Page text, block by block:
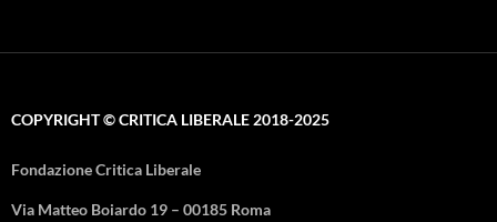
COPYRIGHT © CRITICA LIBERALE 2018-2025
Fondazione Critica Liberale
Via Matteo Boiardo 19 – 00185 Roma